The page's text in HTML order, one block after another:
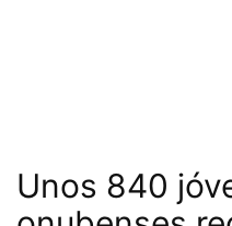
Unos 840